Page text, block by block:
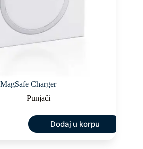
MagSafe Charger
Punjači
Dodaj u korpu